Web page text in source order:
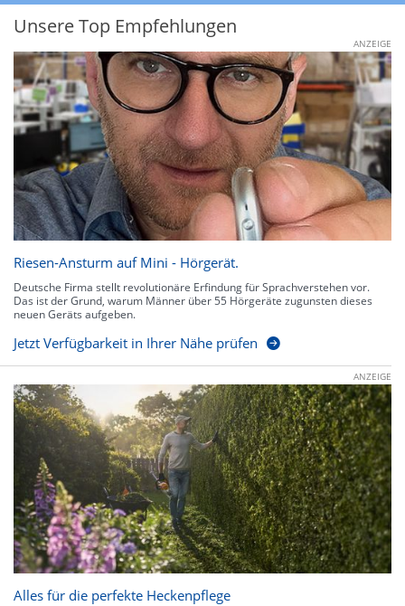
Unsere Top Empfehlungen
ANZEIGE
Riesen-Ansturm auf Mini - Hörgerät.
Deutsche Firma stellt revolutionäre Erfindung für Sprachverstehen vor.
Das ist der Grund, warum Männer über 55 Hörgeräte zugunsten dieses
neuen Geräts aufgeben.
Jetzt Verfügbarkeit in Ihrer Nähe prüfen
ANZEIGE
Alles für die perfekte Heckenpflege